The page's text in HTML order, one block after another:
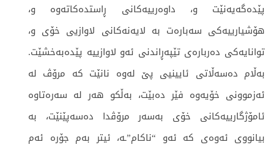
پێدەگەیەنێت و، داوەرییەکانی ڕاستدەکاتەوە و،
هۆشیارییەکی سەبارەت بە لایەنەکانی لاوازیی خۆی و،
توانایەکی دەربارەی تێپەڕاندنی ئەو لاوازییە پێدەبەخشێت.
بەڵام دەسەڵاتی ئایینیی پێ لەوە نانێت کە مرۆڤ لە
ئەزموونی خۆیەوە فێر دەبێت، بەڵکو هەر لە سەرەتاوە
ئامۆژگارییەکانی خۆی بەسەر مرۆڤدا دەسەپێنێت، بە
بیانووی ئەوەی کە ئەو “ناکام”ـە، ئیتر بەم جۆرە ئەم